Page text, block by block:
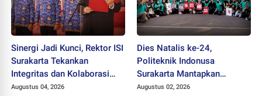
Sinergi Jadi Kunci, Rektor ISI
Surakarta Tekankan
Integritas dan Kolaborasi
pada Pejabat Baru
Augustus 04, 2026
Dies Natalis ke-24,
Politeknik Indonusa
Surakarta Mantapkan
Langkah Bertransformasi
Augustus 02, 2026